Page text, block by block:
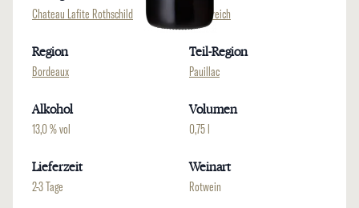
Chateau Lafite Rothschild Frankreich
Region
Bordeaux
Teil-Region
Pauillac
Alkohol
13,0 % vol
Volumen
0,75 l
Lieferzeit
2-3 Tage
Weinart
Rotwein